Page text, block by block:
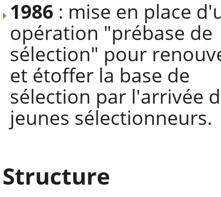
1986 : mise en place
opération "prébase de
sélection" pour
et étoffer la base de
sélection par l'arrivée
jeunes sélectionneurs.
Structure